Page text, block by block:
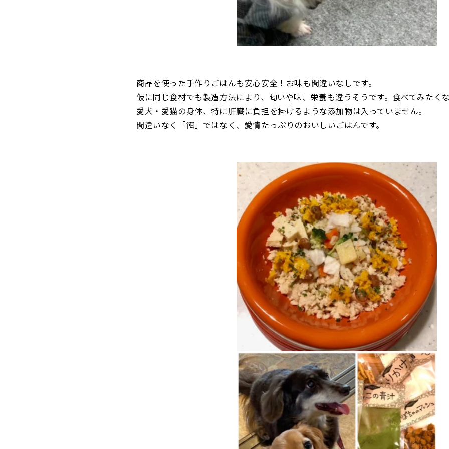
商品を使った手作りごはんも安心安全！お味も間違いなしです。
仮に同じ食材でも製造方法により、匂いや味、栄養も違うそうです。食べてみたくな
愛犬・愛猫の身体、特に肝臓に負担を掛けるような添加物は入っていません。
間違いなく「餌」ではなく、愛情たっぷりのおいしいごはんです。